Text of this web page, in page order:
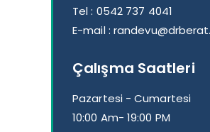
Tel : 0542 737 4041
E-mail :
Çalışma Saatleri
Pazartesi - Cumartesi
10:00 Am- 19:00 PM